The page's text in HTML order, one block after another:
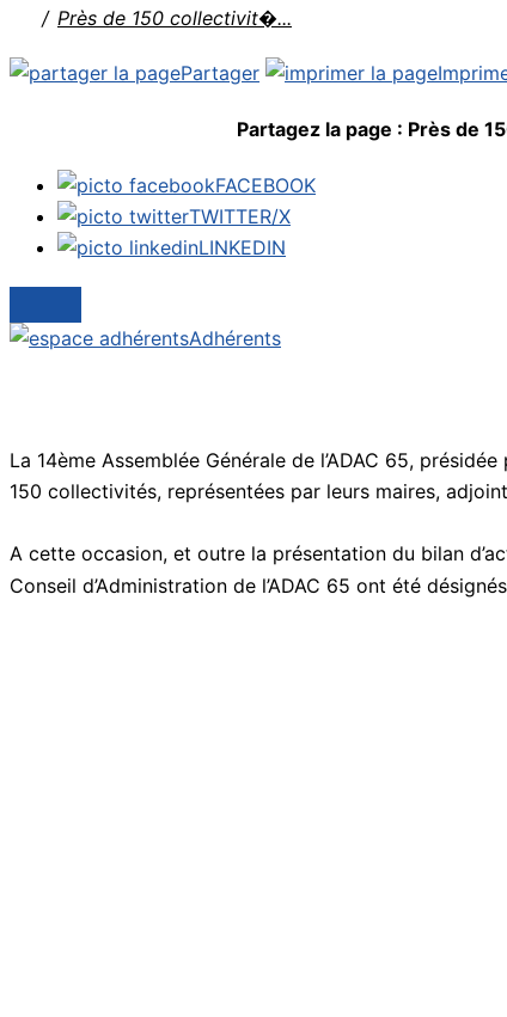
Près de 150 collectivit�...
Partager
Partagez la page : Près de
FACEBOOK
TWITTER/X
LINKEDIN
Adhérents
La 14ème Assemblée Générale de l’ADAC 65,
150 collectivités, représentées par leurs maires,
A cette occasion, et outre la présentation du bilan
Conseil d’Administration de l’ADAC 65 ont été